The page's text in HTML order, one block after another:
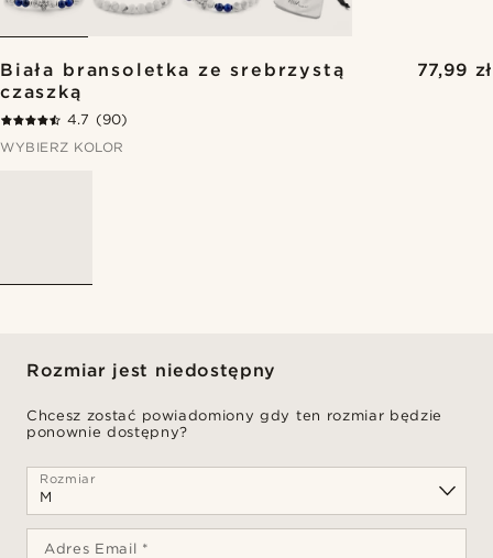
Biała bransoletka ze srebrzystą
czaszką
77,99 zł
4.7 (90)
WYBIERZ KOLOR
Rozmiar jest niedostępny
Chcesz zostać powiadomiony gdy ten rozmiar będzie
ponownie dostępny?
Rozmiar
Adres Email *